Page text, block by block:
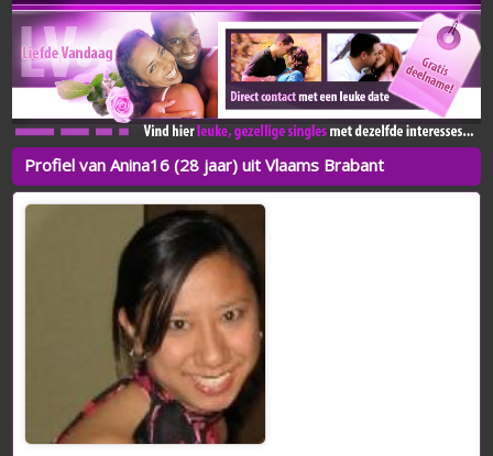
Profiel van Anina16 (28 jaar) uit Vlaams Brabant